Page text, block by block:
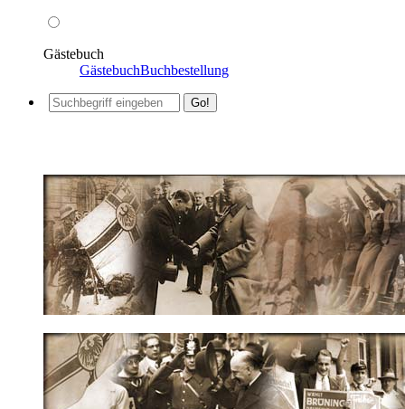
Gästebuch
GästebuchBuchbestellung